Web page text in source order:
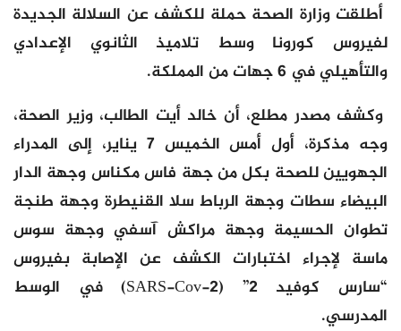
أطلقت وزارة الصحة حملة للكشف عن السلالة الجديدة
لفيروس كورونا وسط تلاميذ الثانوي الإعدادي
والتأهيلي في 6 جهات من المملكة.
وكشف مصدر مطلع، أن خالد أيت الطالب، وزير الصحة،
وجه مذكرة، أول أمس الخميس 7 يناير، إلى المدراء
الجهويين للصحة بكل من جهة فاس مكناس وجهة الدار
البيضاء سطات وجهة الرباط سلا القنيطرة وجهة طنجة
تطوان الحسيمة وجهة مراكش آسفي وجهة سوس
ماسة لإجراء اختبارات الكشف عن الإصابة بفيروس
“سارس كوفيد 2” (SARS-Cov-2) في الوسط
المدرسي.